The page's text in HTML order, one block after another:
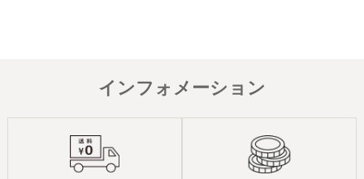
インフォメーション